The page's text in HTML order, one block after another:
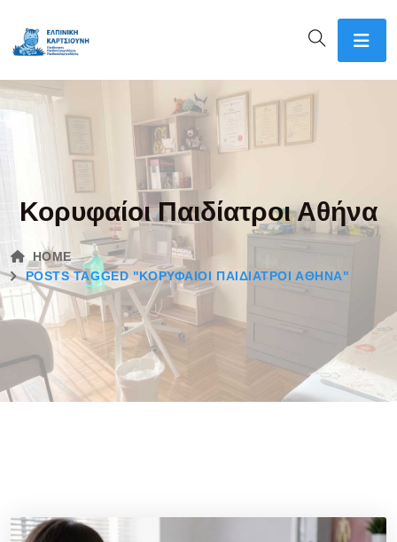
Κορυφαίοι Παιδίατροι Αθήνα
HOME
POSTS TAGGED "ΚΟΡΥΦΑΊΟΙ ΠΑΙΔΊΑΤΡΟΙ ΑΘΉΝΑ"